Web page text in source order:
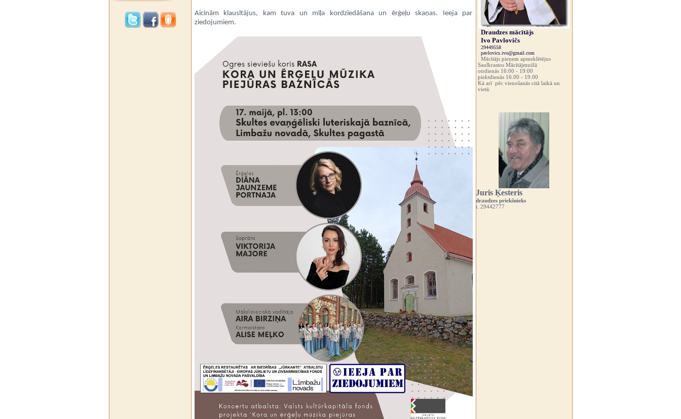
Aicinām klausītājus, kam tuva un mīļa kordziedāšana un ērģeļu skaņas. Ieeja par
ziedojumiem.
Draudzes mācītājs
Ivo Pavlovičs
29449558
pavlovics.ivo@gmail.com
Mācītājs pieņem apmeklētējus
Saulkrastos Mācītājmuižā
otrdienās 16:00 - 19:00
piektdienās 16.00 - 19.00
Kā arī pēc vienošanās citā laikā un
vietā.
Juris Ķesteris
draudzes priekšnieks
t. 29442777